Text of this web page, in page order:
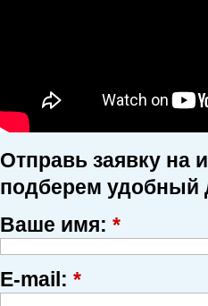
Отправь заявку на
подберем удобный
Ваше имя: *
E-mail: *